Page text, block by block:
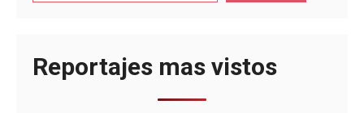
Reportajes mas vistos